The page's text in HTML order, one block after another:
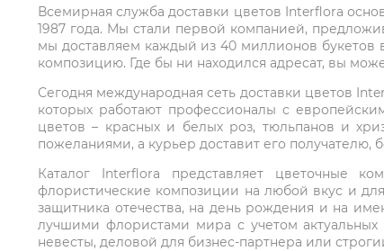
Всемирная служба доставки цветов Interflora
1987 года. Мы стали первой компанией,
мы доставляем каждый из 40 миллионов букетов
композицию. Где бы ни находился адресат, вы
Сегодня международная сеть доставки цветов
которых работают профессионалы с
цветов – красных и белых роз, тюльпанов и
пожеланиями, а курьер доставит его
Каталог Interflora представляет цветочные
флористические композиции на любой вкус и
защитника отечества, на день рождения и на
лучшими флористами мира с учетом
невесты, деловой для бизнес-партнера или